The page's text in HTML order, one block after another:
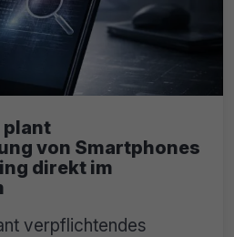
plant
von Smartphones
direkt im
verpflichtendes